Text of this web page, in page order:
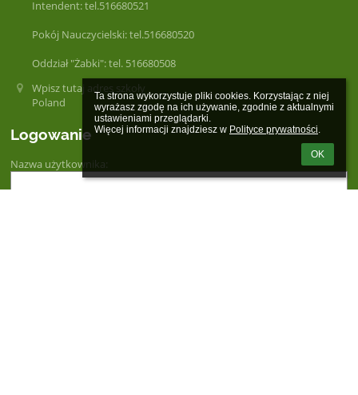
Ta strona wykorzystuje pliki cookies. Korzystając z niej
wyrażasz zgodę na ich używanie, zgodnie z aktualnymi
ustawieniami przeglądarki.
Więcej informacji znajdziesz w Polityce prywatności.
OK
Intendent: tel.516680521
Pokój Nauczycielski: tel.516680520
Oddział "Żabki": tel. 516680508
Wpisz tutaj adres szkoły
Poland
Logowanie
Nazwa użytkownika: